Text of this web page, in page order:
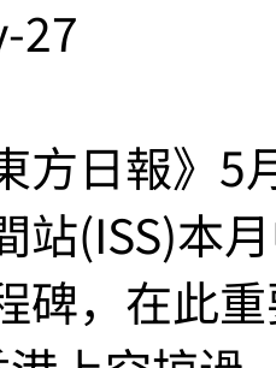
27
方日報》5
站(ISS)本
碑，在此